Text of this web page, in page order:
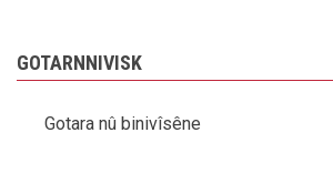
GOTARNNIVISK
Gotara nû binivîsêne